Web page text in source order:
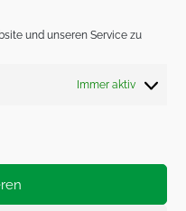
und unseren Service zu
Immer aktiv